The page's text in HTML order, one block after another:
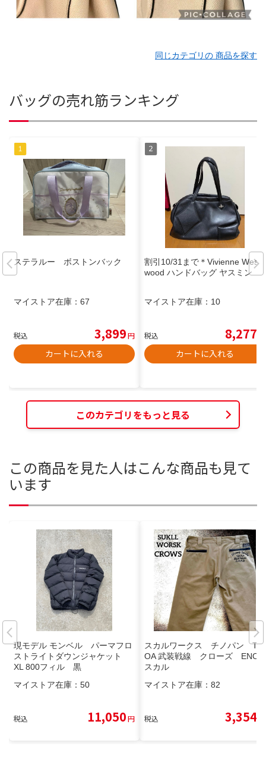
同じカテゴリの 商品を探す
バッグの売れ筋ランキング
ステラルー ボストンバック
マイストア在庫： 67
税込 3,899円
カートに入れる
割引10/31まで＊Vivienne West
wood ハンドバッグ ヤスミン
マイストア在庫： 10
税込 8,277
カートに入れる
このカテゴリをもっと見る
この商品を見た人はこんな商品も見て
います
現モデル モンベル パーマフロ
ストライトダウンジャケット
XL 800フィル 黒
マイストア在庫： 50
税込 11,050円
スカルワークス チノパン TF
OA 武装戦線 クローズ ENOD
スカル
マイストア在庫： 82
税込 3,354